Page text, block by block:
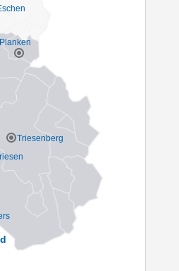
Planken
Triesenberg